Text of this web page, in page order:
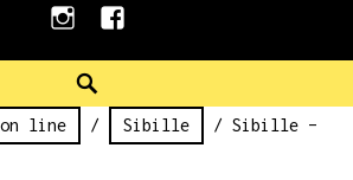
instagramfacebook
on line / Sibille
/ Sibille –